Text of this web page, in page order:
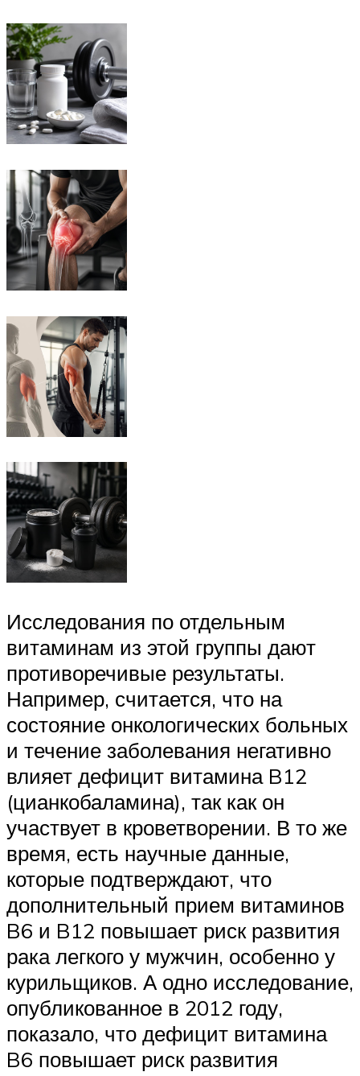
Исследования по отдельным
витаминам из этой группы дают
противоречивые результаты.
Например, считается, что на
состояние онкологических больных
и течение заболевания негативно
влияет дефицит витамина B12
(цианкобаламина), так как он
участвует в кроветворении. В то же
время, есть научные данные,
которые подтверждают, что
дополнительный прием витаминов
B6 и B12 повышает риск развития
рака легкого у мужчин, особенно у
курильщиков. А одно исследование,
опубликованное в 2012 году,
показало, что дефицит витамина
B6 повышает риск развития